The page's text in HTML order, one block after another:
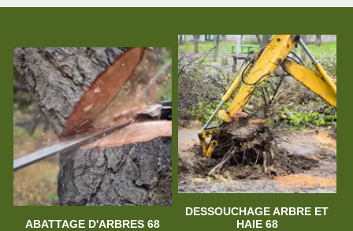
ABATTAGE D'ARBRES 68
DESSOUCHAGE ARBRE ET
HAIE 68